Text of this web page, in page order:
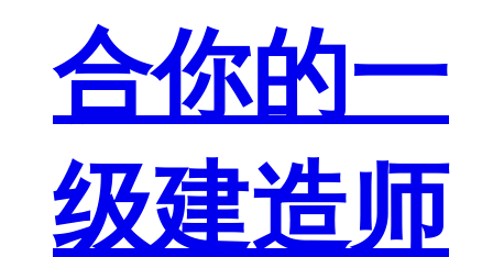
合你的一
级建造师